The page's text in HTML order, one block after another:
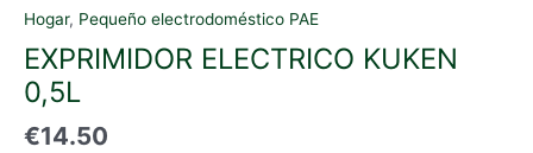
Hogar, Pequeño electrodoméstico PAE
EXPRIMIDOR ELECTRICO KUKEN
0,5L
€14.50